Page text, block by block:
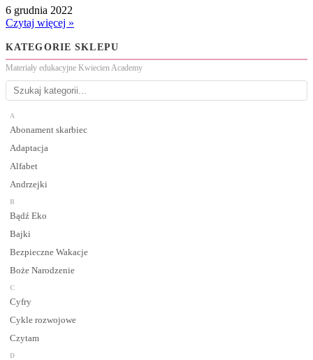
6 grudnia 2022
Czytaj więcej »
KATEGORIE SKLEPU
Materiały edukacyjne Kwiecien Academy
A
Abonament skarbiec
Adaptacja
Alfabet
Andrzejki
B
Bądź Eko
Bajki
Bezpieczne Wakacje
Boże Narodzenie
C
Cyfry
Cykle rozwojowe
Czytam
D